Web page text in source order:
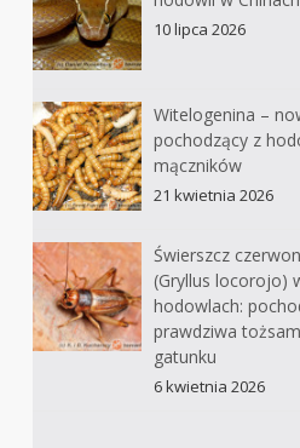
10 lipca 2026
Witelogenina –
pochodzący z
mączników
21 kwietnia 2026
Świerszcz
(Gryllus locorojo)
hodowlach:
prawdziwa
gatunku
6 kwietnia 2026